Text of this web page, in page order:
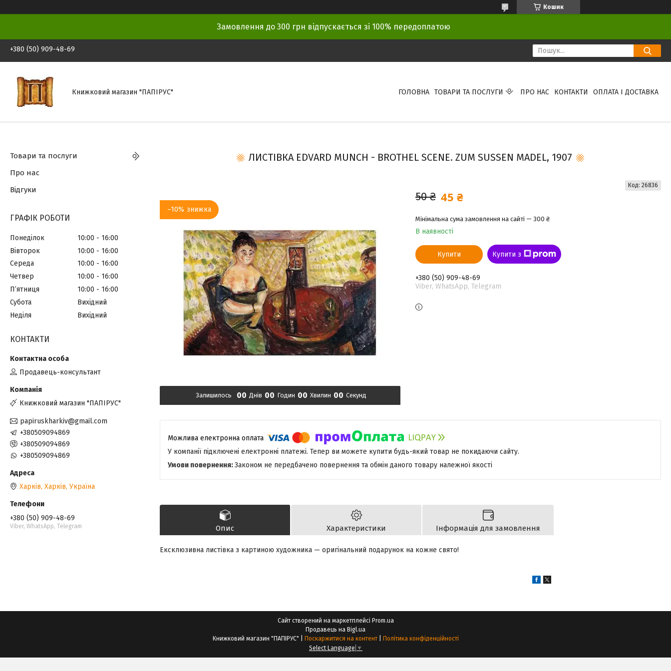
Кошик
Замовлення до 300 грн відпускається зі 100% передоплатою
+380 (50) 909-48-69
Книжковий магазин "ПАПІРУС" ГОЛОВНА ТОВАРИ ТА ПОСЛУГИ ПРО НАС КОНТАКТИ ОПЛАТА І ДОСТАВКА
ЛИСТІВКА EDVARD MUNCH - BROTHEL SCENE. ZUM SUSSEN MADEL, 1907
–10%
Залишилось 00 Днів 00 Годин 00 Хвилин 00 Секунд
50 ₴ 45 ₴
Мінімальна сума замовлення на сайті — 300 ₴
В наявності
Код: 26836
Купити Купити з
+380 (50) 909-48-69
Viber, WhatsApp, Telegram
У компанії підключені електронні платежі. Тепер ви можете купити будь-який товар не покидаючи сайту.
Законом не передбачено повернення та обмін даного товару належної якості
Опис Характеристики Інформація для замовлення
Ексклюзивна листівка з картиною художника — оригінальний подарунок на кожне свято!
Товари та послуги
Про нас
Відгуки
ГРАФІК РОБОТИ
Понеділок 10:00
16:00
Вівторок
10:00
16:00
Середа
10:00
16:00
Четвер
10:00
16:00
Пʼятниця
10:00
16:00
Субота
Вихідний
Неділя
Вихідний
КОНТАКТИ
Продавець-консультант
Книжковий магазин "ПАПІРУС"
papiruskharkiv@gmail.com
+380509094869
+380509094869
+380509094869
Харків, Харків, Україна
+380 (50) 909-48-69
Viber, WhatsApp, Telegram
Сайт створений на маркетплейсі Prom.ua
Продавець на Bigl.ua
Поскаржитися на контент
Політика конфіденційності
Select Language ▼